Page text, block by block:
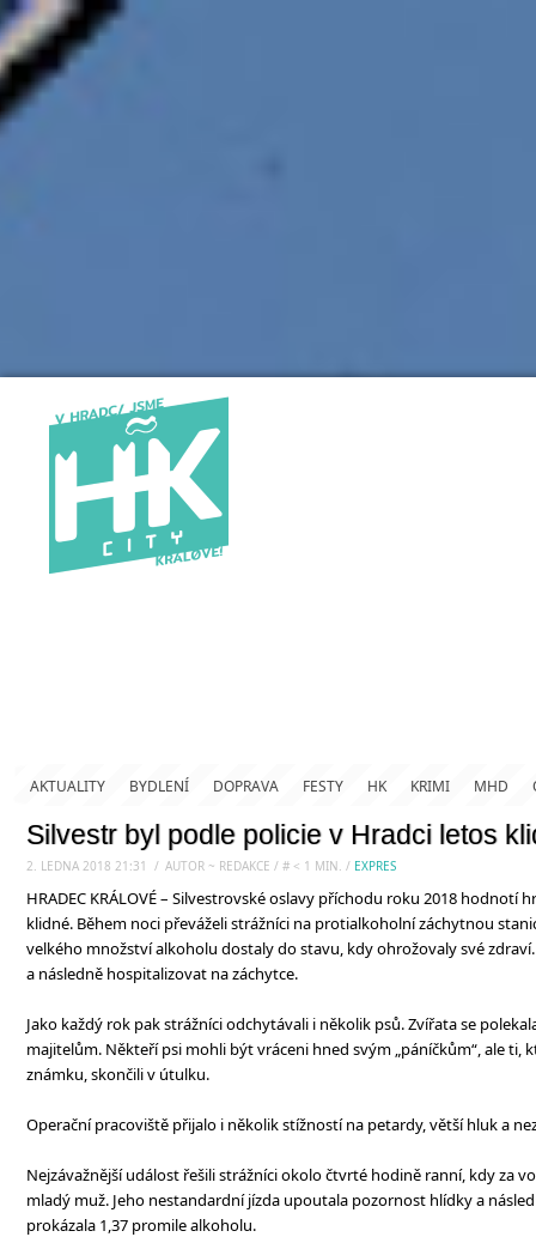
AKTUALITY BYDLENÍ DOPRAVA FESTY HK KRIMI MHD
Silvestr byl podle policie v Hradci letos
2. LEDNA 2018 21:31 / AUTOR ~ REDAKCE / # < 1 MIN. / EXPRES
HRADEC KRÁLOVÉ – Silvestrovské oslavy příchodu roku 2018 hodnotí
klidné. Během noci převáželi strážníci na protialkoholní záchytnou
velkého množství alkoholu dostaly do stavu, kdy ohrožovaly své
a následně hospitalizovat na záchytce.
Jako každý rok pak strážníci odchytávali i několik psů. Zvířata se
majitelům. Někteří psi mohli být vráceni hned svým „páníčkům“, ale ti,
známku, skončili v útulku.
Operační pracoviště přijalo i několik stížností na petardy, větší hluk a
Nejzávažnější událost řešili strážníci okolo čtvrté hodině ranní, kdy za
mladý muž. Jeho nestandardní jízda upoutala pozornost hlídky a
prokázala 1,37 promile alkoholu.